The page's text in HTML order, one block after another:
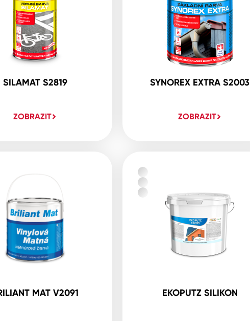
SILAMAT S2819
ZOBRAZIT
SYNOREX EXTRA S2003
ZOBRAZIT
MAT V2091 EKOPUTZ SILIKON